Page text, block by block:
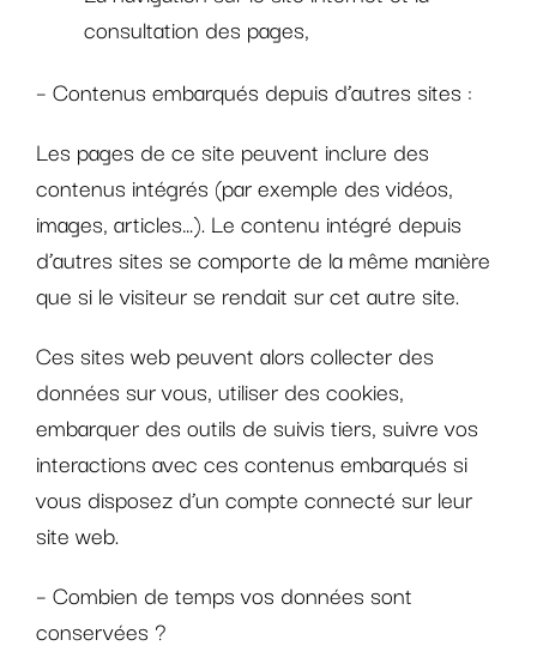
consultation des pages,
– Contenus embarqués depuis d’autres sites :
Les pages de ce site peuvent inclure des
contenus intégrés (par exemple des vidéos,
images, articles…). Le contenu intégré depuis
d’autres sites se comporte de la même manière
que si le visiteur se rendait sur cet autre site.
Ces sites web peuvent alors collecter des
données sur vous, utiliser des cookies,
embarquer des outils de suivis tiers, suivre vos
interactions avec ces contenus embarqués si
vous disposez d’un compte connecté sur leur
site web.
– Combien de temps vos données sont
conservées ?